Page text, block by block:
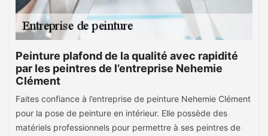
Peinture plafond de la qualité avec rapidité
par les peintres de l’entreprise Nehemie
Clément
Faites confiance à l’entreprise de peinture Nehemie Clément
pour la pose de peinture en intérieur. Elle possède des
matériels professionnels pour permettre à ses peintres de